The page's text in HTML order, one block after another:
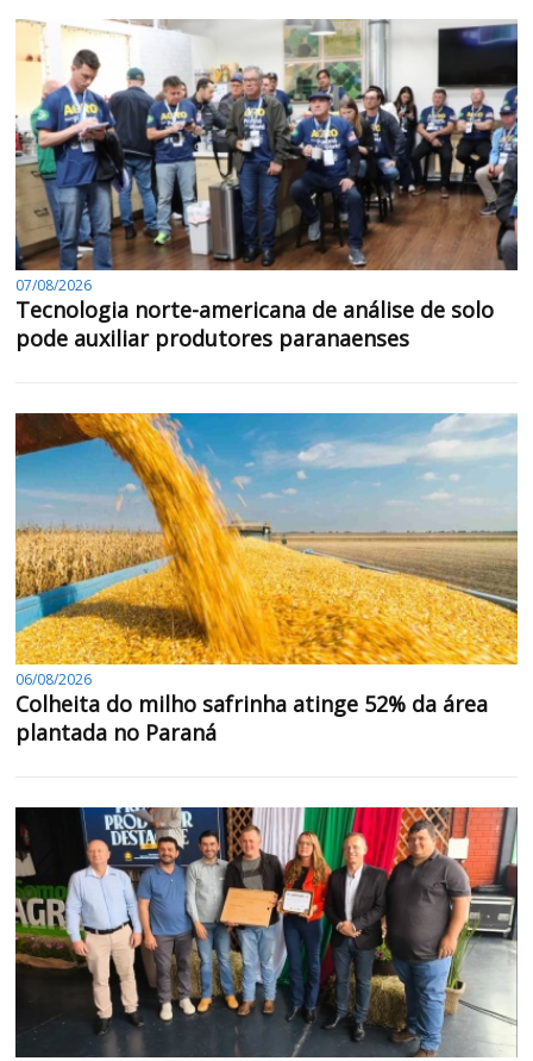
07/08/2026
Tecnologia norte-americana de análise de solo
pode auxiliar produtores paranaenses
06/08/2026
Colheita do milho safrinha atinge 52% da área
plantada no Paraná